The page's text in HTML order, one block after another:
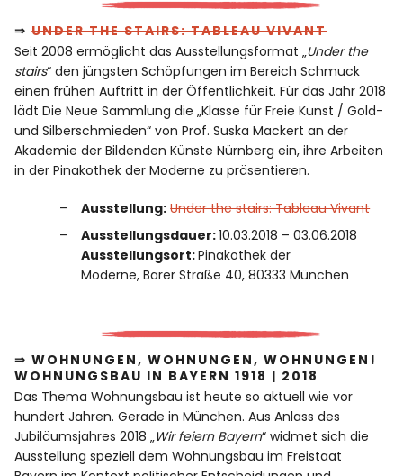
⇒UNDER THE STAIRS: TABLEAU VIVANT
Seit 2008 ermöglicht das Ausstellungsformat „Under the
stairs“ den jüngsten Schöpfungen im Bereich Schmuck
einen frühen Auftritt in der Öffentlichkeit. Für das Jahr 2018
lädt Die Neue Sammlung die „Klasse für Freie Kunst / Gold-
und Silberschmieden“ von Prof. Suska Mackert an der
Akademie der Bildenden Künste Nürnberg ein, ihre Arbeiten
in der Pinakothek der Moderne zu präsentieren.
Ausstellung: Under the stairs: Tableau Vivant
Ausstellungsdauer:10.03.2018 – 03.06.2018
Ausstellungsort:Pinakothek der
Moderne, Barer Straße 40, 80333 München
⇒ WOHNUNGEN, WOHNUNGEN, WOHNUNGEN!
WOHNUNGSBAU IN BAYERN 1918 | 2018
Das Thema Wohnungsbau ist heute so aktuell wie vor
hundert Jahren. Gerade in München. Aus Anlass des
Jubiläumsjahres 2018 „Wir feiern Bayern“ widmet sich die
Ausstellung speziell dem Wohnungsbau im Freistaat